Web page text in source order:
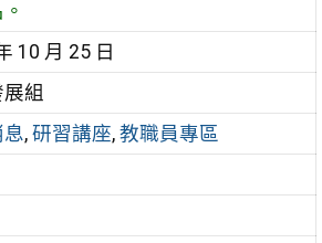
10 月 25 日
組
, 研習講座, 教職員專區